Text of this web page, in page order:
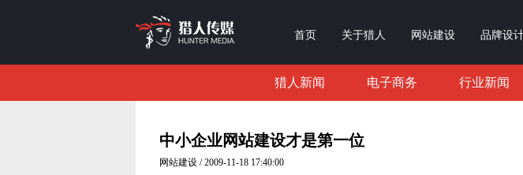
首页 关于猎人 网站建设 品牌设
猎人新闻 电子商务 行业新闻
中小企业网站建设才是第一位
网站建设 / 2009-11-18 17:40:00